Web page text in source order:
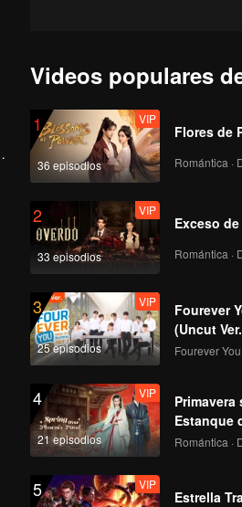
Videos populares
1
36 episodios
VIP
Flores de
Romántica ·
2
33 episodios
VIP
Exceso
Romántica ·
3
25 episodios
VIP
Fourever
(Uncut
4
21 episodios
VIP
Primavera
Estanque
Romántica ·
5 VIP
Estrella